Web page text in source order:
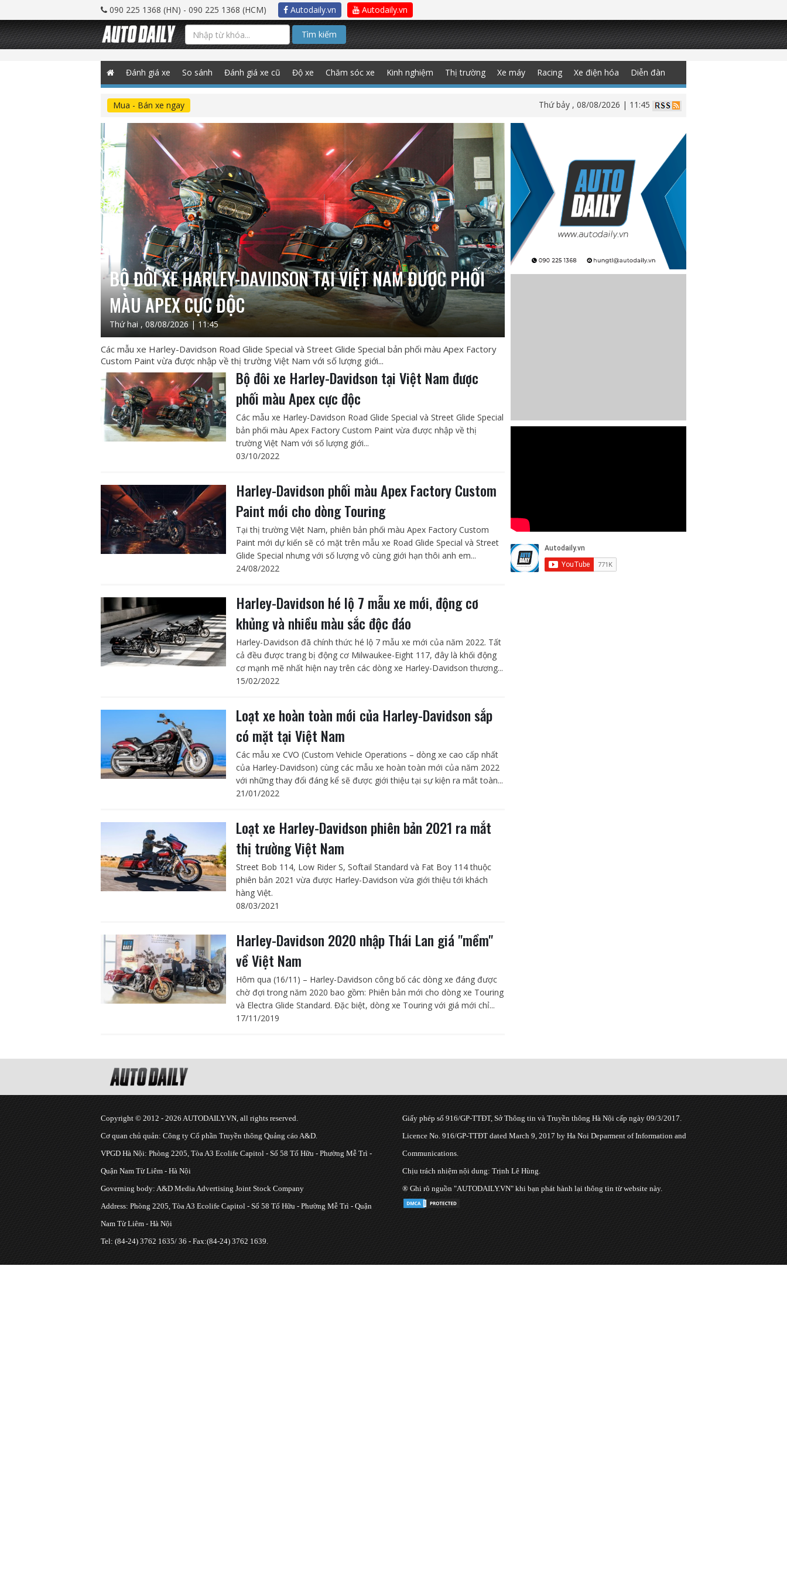
090 225 1368 (HN) - 090 225 1368 (HCM) Autodaily.vn Autodaily.vn
Tìm kiếm
Đánh giá xe So sánh Đánh giá xe cũ Độ xe Chăm sóc xe Kinh nghiệm Thị trường Xe máy Racing Xe điện hóa Diễn đàn
Mua - Bán xe ngay Thứ bảy , 08/08/2026 | 11:45
BỘ ĐÔI XE HARLEY-DAVIDSON TẠI VIỆT NAM ĐƯỢC PHỐI
MÀU APEX CỰC ĐỘC
Thứ hai , 08/08/2026 | 11:45
Các mẫu xe Harley-Davidson Road Glide Special và Street Glide Special bản phối màu Apex Factory
Custom Paint vừa được nhập về thị trường Việt Nam với số lượng giới...
Bộ đôi xe Harley-Davidson tại Việt Nam được
phối màu Apex cực độc
Các mẫu xe Harley-Davidson Road Glide Special và Street Glide Special
bản phối màu Apex Factory Custom Paint vừa được nhập về thị
trường Việt Nam với số lượng giới...
03/10/2022
Harley-Davidson phối màu Apex Factory Custom
Paint mới cho dòng Touring
Tại thị trường Việt Nam, phiên bản phối màu Apex Factory Custom
Paint mới dự kiến sẽ có mặt trên mẫu xe Road Glide Special và Street
Glide Special nhưng với số lượng vô cùng giới hạn thôi anh em...
24/08/2022
Harley-Davidson hé lộ 7 mẫu xe mới, động cơ
khủng và nhiều màu sắc độc đáo
Harley-Davidson đã chính thức hé lộ 7 mẫu xe mới của năm 2022. Tất
cả đều được trang bị động cơ Milwaukee-Eight 117, đây là khối động
cơ mạnh mẽ nhất hiện nay trên các dòng xe Harley-Davidson thương...
15/02/2022
Loạt xe hoàn toàn mới của Harley-Davidson sắp
có mặt tại Việt Nam
Các mẫu xe CVO (Custom Vehicle Operations – dòng xe cao cấp nhất
của Harley-Davidson) cùng các mẫu xe hoàn toàn mới của năm 2022
với những thay đổi đáng kể sẽ được giới thiệu tại sự kiện ra mắt toàn...
21/01/2022
Loạt xe Harley-Davidson phiên bản 2021 ra mắt
thị trường Việt Nam
Street Bob 114, Low Rider S, Softail Standard và Fat Boy 114 thuộc
phiên bản 2021 vừa được Harley-Davidson vừa giới thiệu tới khách
hàng Việt.
08/03/2021
Harley-Davidson 2020 nhập Thái Lan giá "mềm"
về Việt Nam
Hôm qua (16/11) – Harley-Davidson công bố các dòng xe đáng được
chờ đợi trong năm 2020 bao gồm: Phiên bản mới cho dòng xe Touring
và Electra Glide Standard. Đặc biệt, dòng xe Touring với giá mới chỉ...
17/11/2019
Copyright © 2012 - 2026 AUTODAILY.VN, all rights reserved.
Cơ quan chủ quản: Công ty Cổ phần Truyền thông Quảng cáo A&D.
VPGD Hà Nội: Phòng 2205, Tòa A3 Ecolife Capitol - Số 58 Tố Hữu - Phường Mễ Trì -
Quận Nam Từ Liêm - Hà Nội
Governing body: A&D Media Advertising Joint Stock Company
Address: Phòng 2205, Tòa A3 Ecolife Capitol - Số 58 Tố Hữu - Phường Mễ Trì - Quận
Nam Từ Liêm - Hà Nội
Tel: (84-24) 3762 1635/ 36 - Fax:(84-24) 3762 1639.
Giấy phép số 916/GP-TTĐT, Sở Thông tin và Truyền thông Hà Nội cấp ngày 09/3/2017.
Licence No. 916/GP-TTĐT dated March 9, 2017 by Ha Noi Deparment of Information and
Communications.
Chịu trách nhiệm nội dung: Trịnh Lê Hùng.
® Ghi rõ nguồn "AUTODAILY.VN" khi bạn phát hành lại thông tin từ website này.